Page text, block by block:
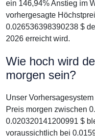
ein 146,94% Anstieg im
vorhergesagte
0.026536398390238 $
2026 erreicht wird.
Wie hoch wird
morgen sein?
Unser
Preis morgen zwischen
0.020320141200991 $
voraussichtlich bei